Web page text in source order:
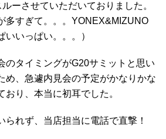
ルーさせていただいておりました。
多すぎて。。。YONEX&MIZUNO
いいっぱい。。。）
のタイミングがG20サミットと思い
め、急遽内見会の予定がかなりかな
おり、本当に初耳でした。
られず、当店担当に電話で直撃！